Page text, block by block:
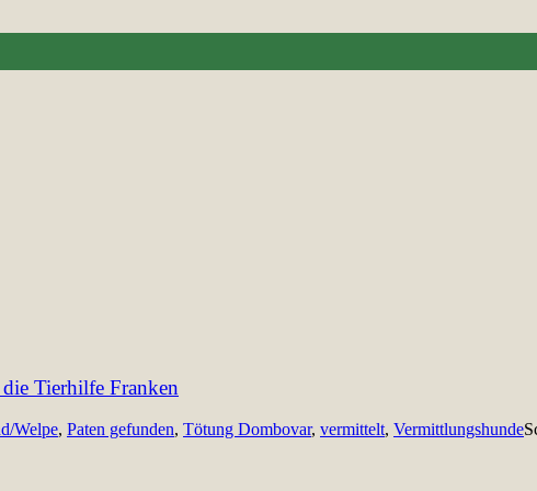
Tierhilfe Franken
Welpe, Paten gefunden, Tötung Dombovar, vermittelt, Vermittlungshunde